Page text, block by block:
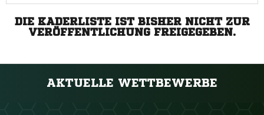
DIE KADERLISTE IST BISHER NICHT ZUR
VERÖFFENTLICHUNG FREIGEGEBEN.
AKTUELLE WETTBEWERBE